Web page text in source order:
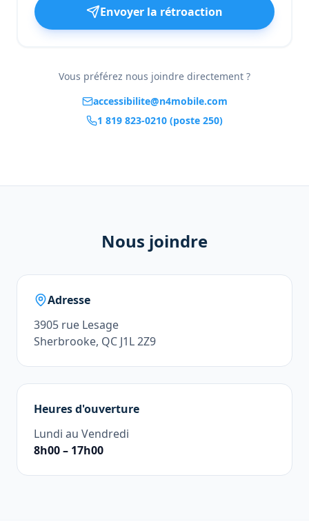
Envoyer la rétroaction
Vous préférez nous joindre directement ?
accessibilite@n4mobile.com
1 819 823-0210 (poste 250)
Nous joindre
Adresse
3905 rue Lesage
Sherbrooke, QC J1L 2Z9
Heures d'ouverture
Lundi au Vendredi
8h00 – 17h00